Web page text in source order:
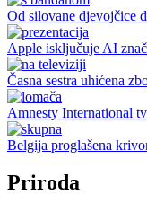
Od silovane djevojčice
Apple isključuje AI
Časna sestra uhićena
Amnesty International
Belgija proglašena
Priroda